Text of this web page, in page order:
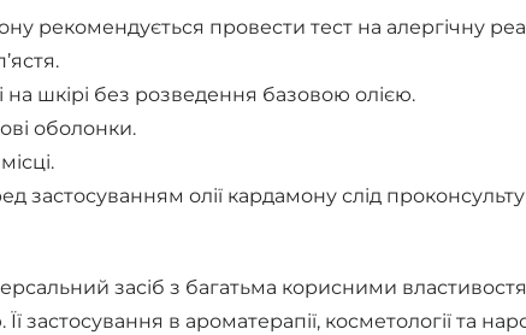
рекомендується провести тест на алергічну
шкірі без розведення базовою олією.
оболонки.
застосуванням олії кардамону слід
засіб з багатьма корисними
застосування в ароматерапії, косметології та